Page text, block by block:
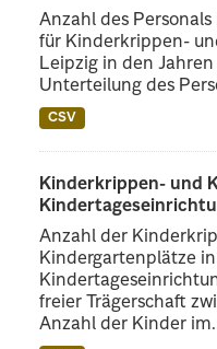
Anzahl des
für Kinderkrippen-
Leipzig in den
Unterteilung des
CSV
Kinderkrippen- und
Anzahl der
Kindergartenplätze
freier Trägerschaft
Anzahl der Kinder